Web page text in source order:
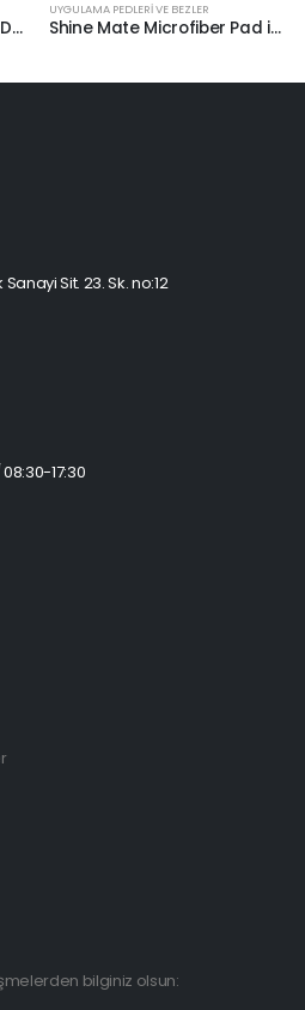
Slopes Monster Premium Drying Towel Kurulama Bezi 50x60cm
UYGULAMA PEDLERİ VE BEZLER
Shine Mate Microfiber Pad ince Pasta Keçesi 125/140mm
Sit. 23. Sk. no:12
17:30
bilginiz olsun: